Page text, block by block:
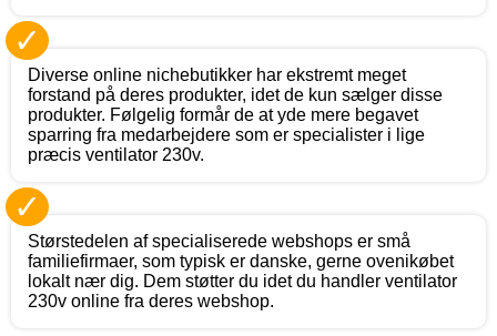
✓
Diverse online nichebutikker har ekstremt meget
forstand på deres produkter, idet de kun sælger disse
produkter. Følgelig formår de at yde mere begavet
sparring fra medarbejdere som er specialister i lige
præcis ventilator 230v.
✓
Størstedelen af specialiserede webshops er små
familiefirmaer, som typisk er danske, gerne ovenikøbet
lokalt nær dig. Dem støtter du idet du handler ventilator
230v online fra deres webshop.